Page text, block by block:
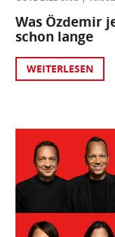
Was Özdemir
schon lange
WEITERLESEN